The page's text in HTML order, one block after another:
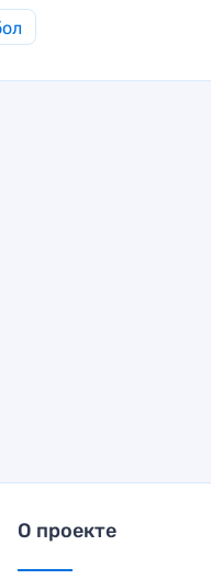
О проекте